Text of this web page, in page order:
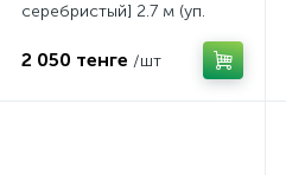
серебристый] 2.7 м (уп.
2 050 тенге /шт